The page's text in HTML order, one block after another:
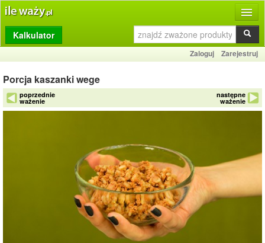
Produkty
Dziennik
Przelicznik
Porównywarka
Kalkulator
Zaloguj Zarejestruj
Porcja kaszanki wege
poprzednie
ważenie
następne
ważenie